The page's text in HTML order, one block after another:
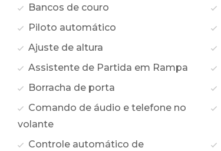
Bancos de couro
Piloto automático
Ajuste de altura
Assistente de Partida em Rampa
Borracha de porta
Comando de áudio e telefone no
volante
Controle automático de